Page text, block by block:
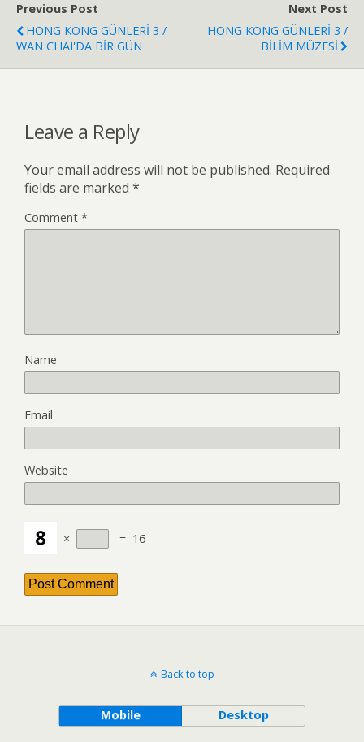
Previous Post
HONG KONG GÜNLERİ 3 /
WAN CHAI'DA BİR GÜN
Next Post
HONG KONG GÜNLERİ 3 /
BİLİM MÜZESİ
Leave a Reply
Your email address will not be published. Required
fields are marked *
Comment *
Name
Email
Website
× = 16
Back to top
Mobile Desktop